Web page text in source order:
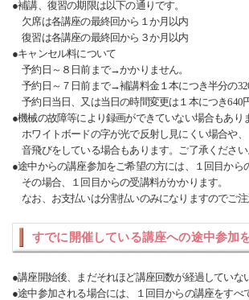
●補講、復習の期限は以下の通りです。
欠席は各講座の最終回から１か月以内
復習は各講座の最終回から３か月以内
●キャンセル料について
予約日～８日前まで→かかりません。
予約日～７日前まで→補講料金１本につき半分の
予約日当日、又は当日の時間変更は１本につき640
●機械の故障等により録画ができていない場合もあり
ホワイトボードの字が光で反射し見にくい場合や、
音飛びをしている場合もあります。ご了承ください
●途中からの講座参加をご希望の方には、１回目か
その場合、１回目からの受講料がかかります。
なお、お支払いは分割払いのみになりますのでご注
すでに開催している講座への途中参加
●講座開始後、まだそれほど講座回数が経過してい
●途中参加される場合には、１回目からの講座をす